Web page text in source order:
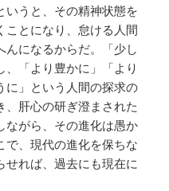
いうと、その精神状態を
ことになり、怠ける人間
んになるからだ。「少し
「より豊かに」「より
に」という人間の探求の
肝心の研ぎ澄まされた
ながら、その進化は愚か
で、現代の進化を保ちな
せれば、過去にも現在に